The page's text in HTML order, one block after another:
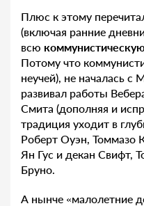
Плюс к этому
(включая ранние
всю
Потому что
неучей), не началась
развивал работы
Смита (дополняя и
традиция уходит в
Роберт Оуэн, Томмазо
Ян Гус и декан Свифт,
Бруно.
А нынче «малолетние